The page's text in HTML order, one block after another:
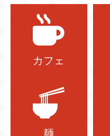
カフェ
麺